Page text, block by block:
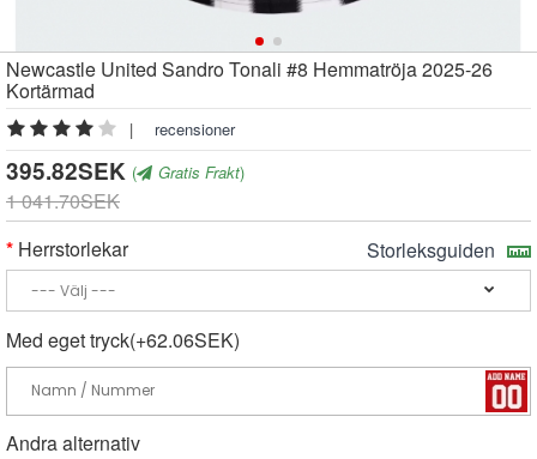
Newcastle United Sandro Tonali #8 Hemmatröja 2025-26
Kortärmad
| recensioner
395.82SEK ( Gratis Frakt)
1 041.70SEK
Herrstorlekar
Storleksguiden
Med eget tryck(+62.06SEK)
Andra alternativ